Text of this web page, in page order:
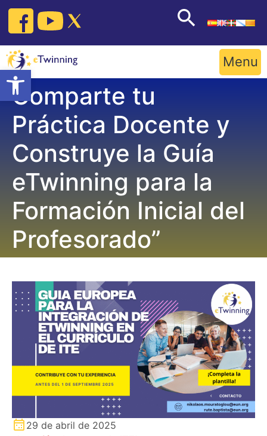
Open toolbar
Skip
content
Menu
Comparte tu
Práctica Docente y
Construye la Guía
eTwinning para la
Formación Inicial del
Profesorado”
29 de abril de 2025